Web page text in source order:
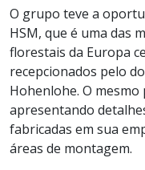
O grupo teve a
HSM, que é uma das
florestais da Europa
recepcionados pelo
Hohenlohe. O
apresentando
fabricadas em sua
áreas de montagem.